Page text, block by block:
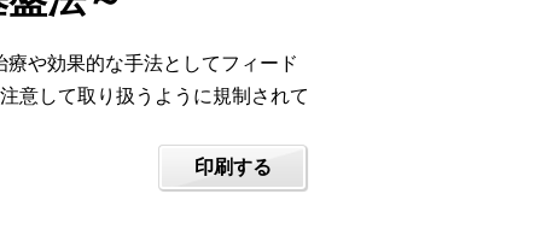
や効果的な手法としてフィード
意して取り扱うように規制されて
印刷する